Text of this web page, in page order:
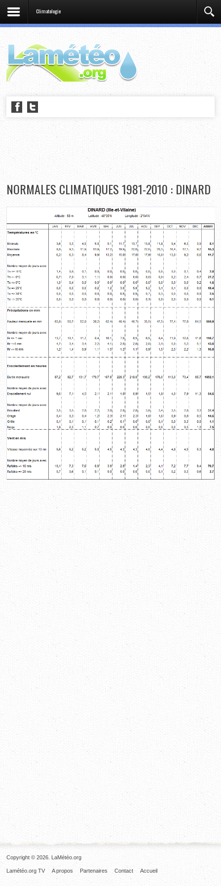
Climatologie
NORMALES CLIMATIQUES 1981-2010 : DINARD
Copyright © 2026. LaMétéo.org
Accueil
Contact
Partenaires
A propos
Lamétéo.org TV